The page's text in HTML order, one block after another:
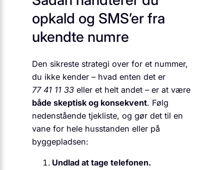
opkald og SMS’er fra
ukendte numre
Den sikreste strategi over for et nummer,
du ikke kender – hvad enten det er
77 41 11 33 eller et helt andet – er at være
både skeptisk og konsekvent. Følg
nedenstående tjekliste, og gør det til en
vane for hele husstanden eller på
byggepladsen:
Undlad at tage telefonen.